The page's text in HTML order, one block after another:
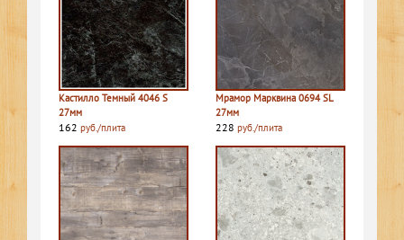
Кастилло Темный 4046 S
27мм
162 руб./плита
Мрамор Марквина 0694 SL
27мм
228 руб./плита